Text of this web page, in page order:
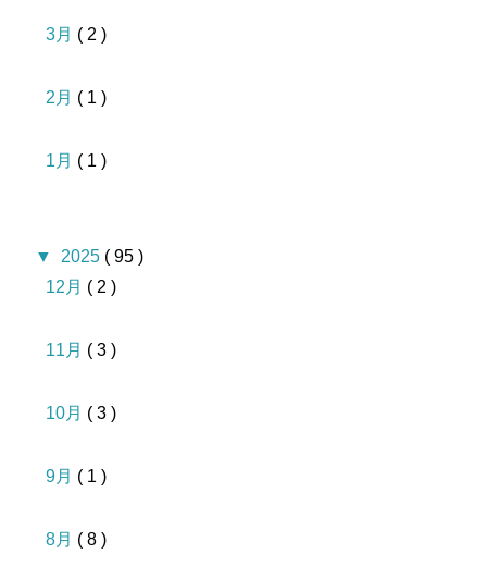
3月 ( 2 )
2月 ( 1 )
1月 ( 1 )
▼ 2025 ( 95 )
12月 ( 2 )
11月 ( 3 )
10月 ( 3 )
9月 ( 1 )
8月 ( 8 )